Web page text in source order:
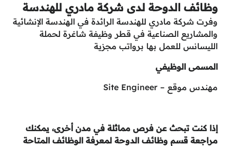
وظائف الدوحة لدى شركة مادري للهندسة
وفرت شركة مادري للهندسة الرائدة في الهندسة الإنشائية
والمشاريع الصناعية في قطر وظيفة شاغرة لحملة
الليسانس للعمل بها برواتب مجزية
المسمى الوظيفي
مهندس موقع – Site Engineer
إذا كنت تبحث عن فرص مماثلة في مدن أخرى، يمكنك
مراجعة قسم وظائف الدوحة لمعرفة الوظائف المتاحة